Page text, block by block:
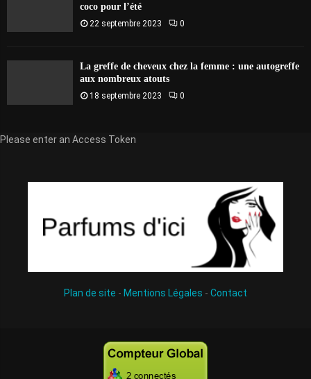
coco pour l’été
22 septembre 2023 0
La greffe de cheveux chez la femme : une autogreffe
aux nombreux atouts
18 septembre 2023 0
Please enter an Access Token
Plan de site - Mentions Légales - Contact